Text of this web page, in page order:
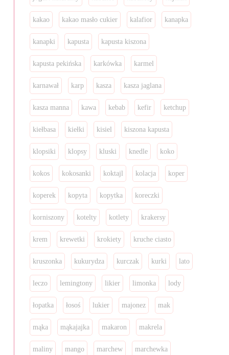
kakao kakao masło cukier kalafior kanapka
kanapki kapusta kapusta kiszona
kapusta pekińska karkówka karmel
karnawał karp kasza kasza jaglana
kasza manna kawa kebab kefir ketchup
kiełbasa kiełki kisiel kiszona kapusta
klopsiki klopsy kluski knedle koko
kokos kokosanki koktajl kolacja koper
koperek kopyta kopytka koreczki
korniszony kotelty kotlety krakersy
krem krewetki krokiety kruche ciasto
kruszonka kukurydza kurczak kurki lato
leczo lemingtony likier limonka lody
łopatka łosoś lukier majonez mak
mąka mąkajajka makaron makrela
maliny mango marchew marchewka